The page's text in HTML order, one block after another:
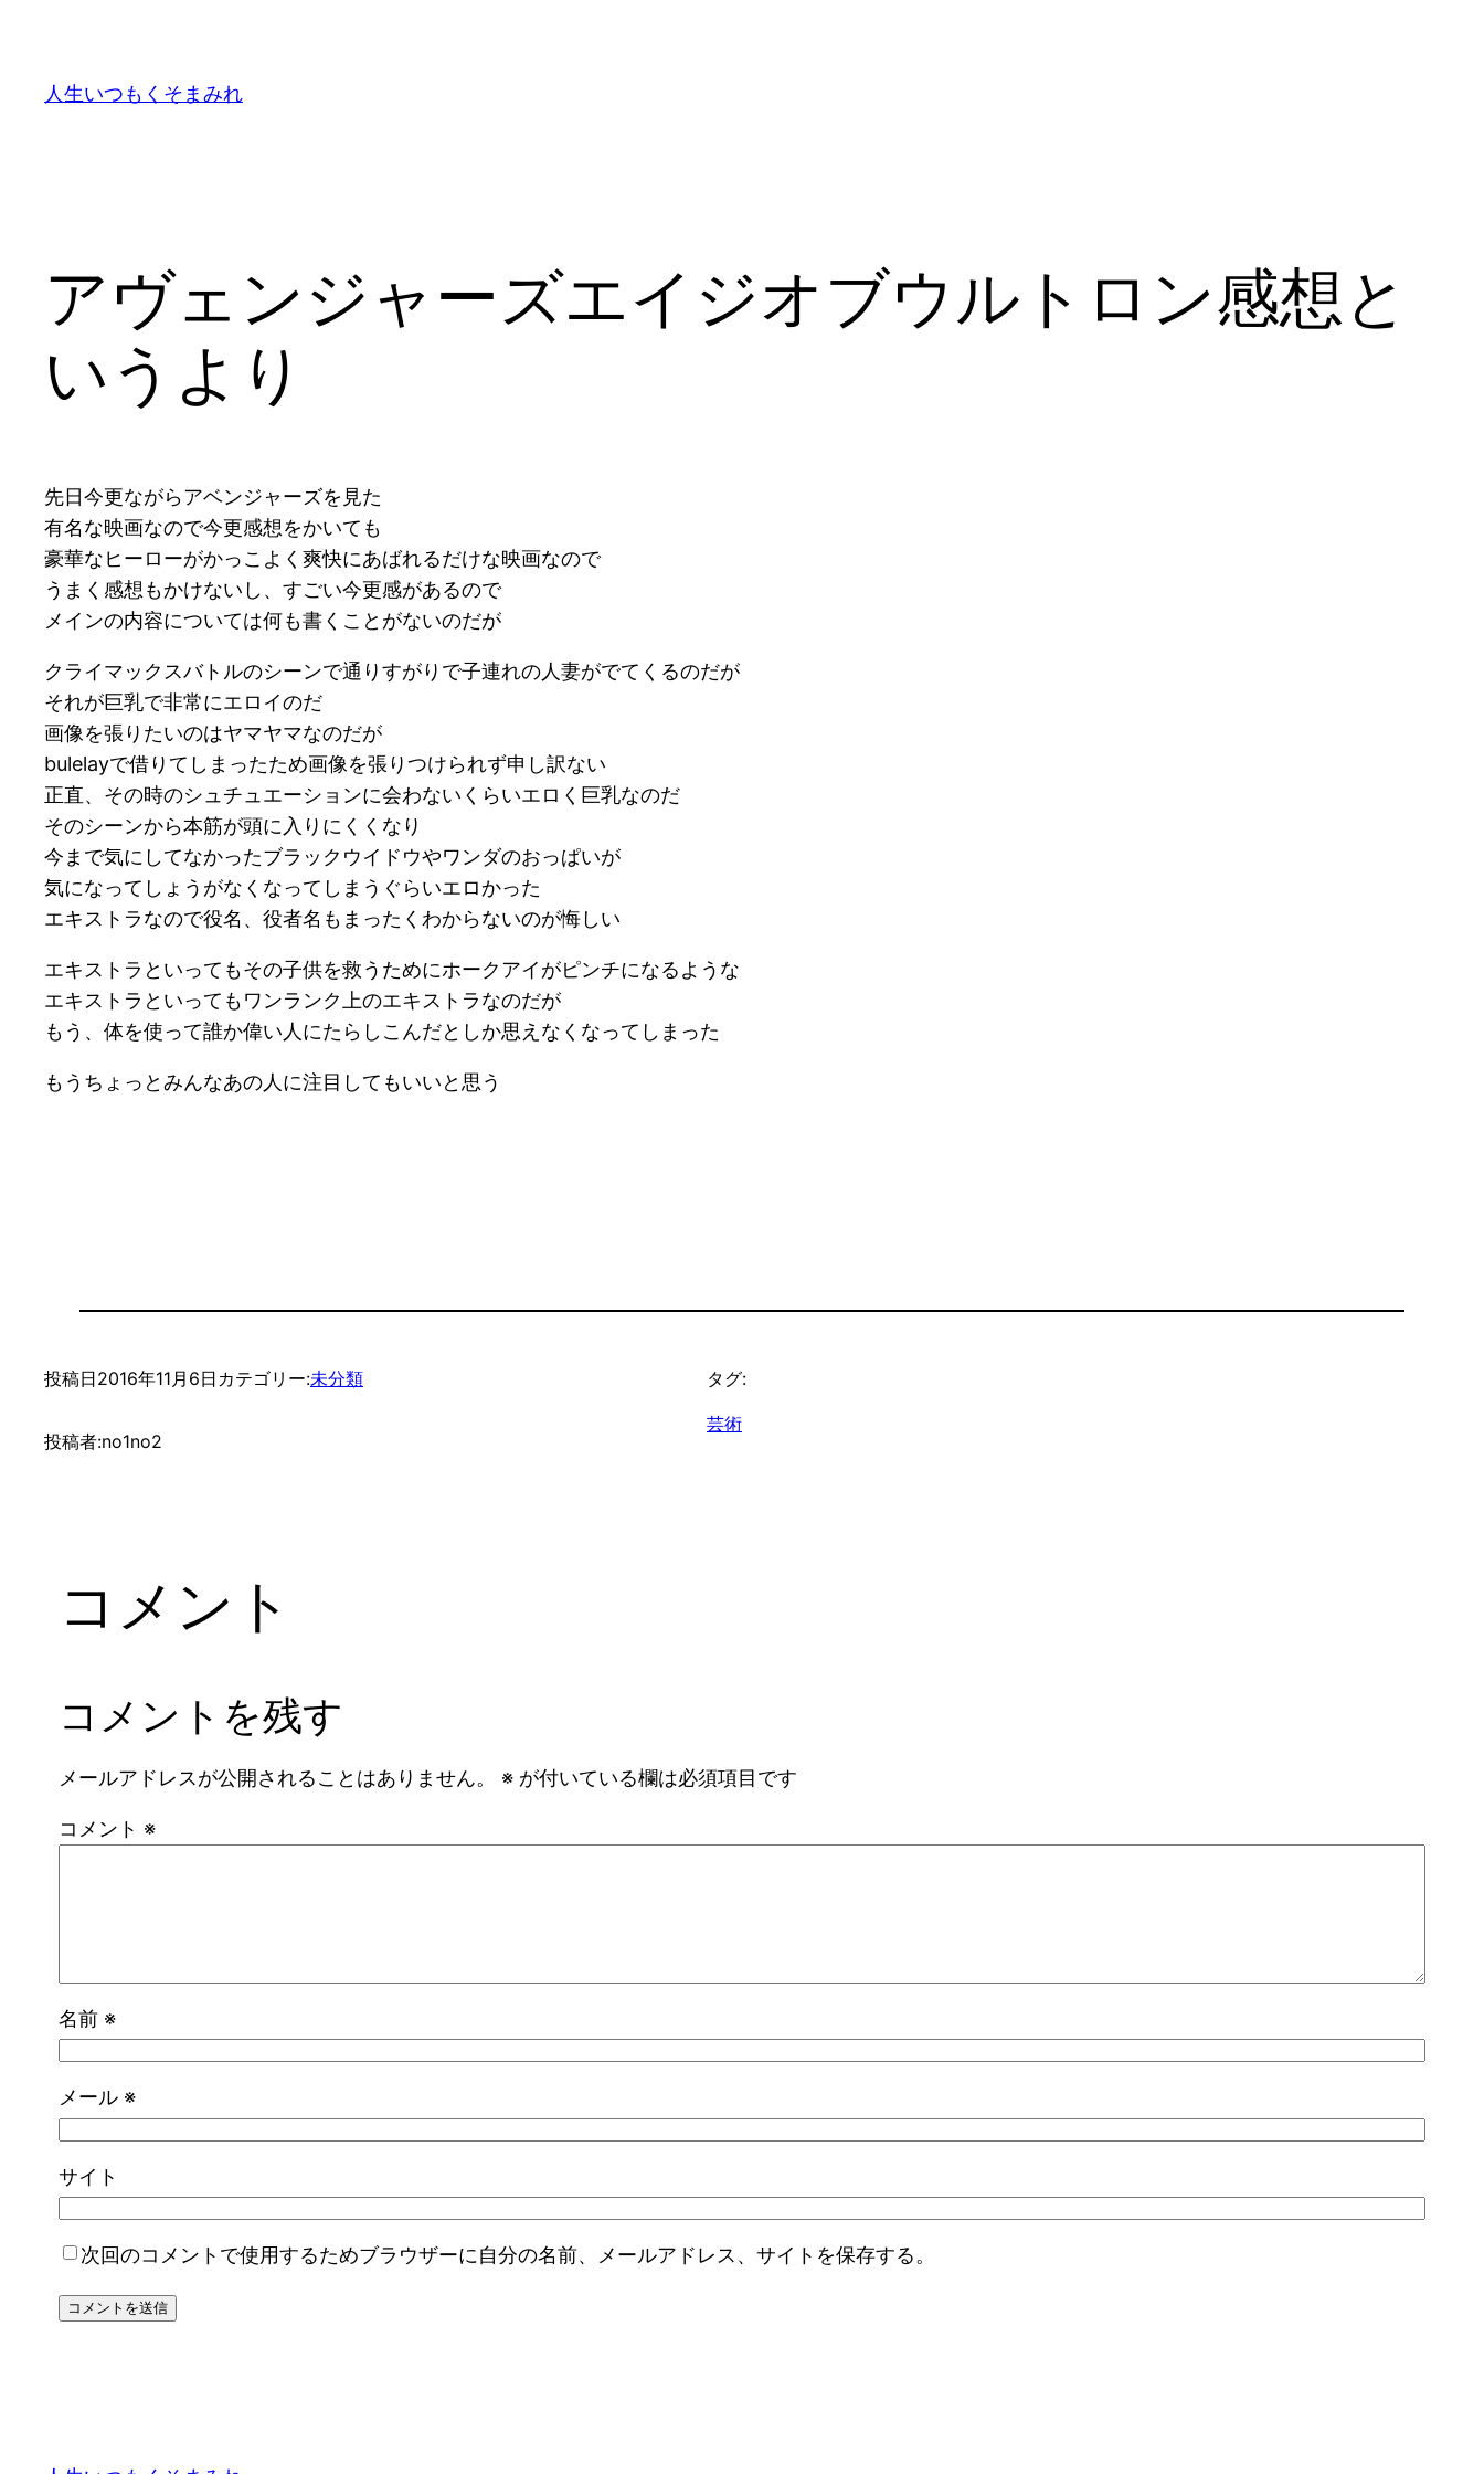
人生いつもくそまみれ
アヴェンジャーズエイジオブウルトロン感想と
いうより
先日今更ながらアベンジャーズを見た
有名な映画なので今更感想をかいても
豪華なヒーローがかっこよく爽快にあばれるだけな映画なので
うまく感想もかけないし、すごい今更感があるので
メインの内容については何も書くことがないのだが
クライマックスバトルのシーンで通りすがりで子連れの人妻がでてくるのだが
それが巨乳で非常にエロイのだ
画像を張りたいのはヤマヤマなのだが
bulelayで借りてしまったため画像を張りつけられず申し訳ない
正直、その時のシュチュエーションに会わないくらいエロく巨乳なのだ
そのシーンから本筋が頭に入りにくくなり
今まで気にしてなかったブラックウイドウやワンダのおっぱいが
気になってしょうがなくなってしまうぐらいエロかった
エキストラなので役名、役者名もまったくわからないのが悔しい
エキストラといってもその子供を救うためにホークアイがピンチになるような
エキストラといってもワンランク上のエキストラなのだが
もう、体を使って誰か偉い人にたらしこんだとしか思えなくなってしまった
もうちょっとみんなあの人に注目してもいいと思う
投稿日2016年11月6日 カテゴリー:未分類
投稿者:no1no2
タグ:
芸術
コメント
コメントを残す
メールアドレスが公開されることはありません。 ※ が付いている欄は必須項目です
コメント ※
名前 ※
メール ※
サイト
次回のコメントで使用するためブラウザーに自分の名前、メールアドレス、サイトを保存する。